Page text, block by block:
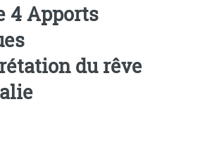
4 Apports
du rêve